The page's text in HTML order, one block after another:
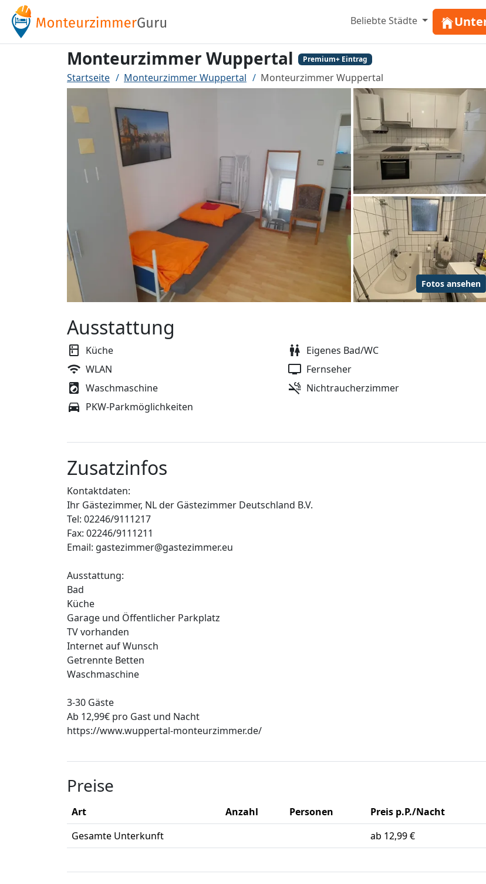
Beliebte Städte
Monteurzimmer Wuppertal Premium+ Eintrag
Startseite Monteurzimmer Wuppertal Monteurzimmer Wuppertal
Fotos ansehen
Ausstattung
Küche
Eigenes Bad/WC
WLAN
Fernseher
Waschmaschine
Nichtraucherzimmer
PKW-Parkmöglichkeiten
Zusatzinfos
Kontaktdaten:
Ihr Gästezimmer, NL der Gästezimmer Deutschland B.V.
Tel: 02246/9111217
Fax: 02246/9111211
Email: gastezimmer@gastezimmer.eu
Ausstattung:
Bad
Küche
Garage und Öffentlicher Parkplatz
TV vorhanden
Internet auf Wunsch
Getrennte Betten
Waschmaschine
3-30 Gäste
Ab 12,99€ pro Gast und Nacht
https://www.wuppertal-monteurzimmer.de/
Preise
Art Anzahl Personen
Preis p.P./Nacht
Gesamte Unterkunft
ab 12,99 €